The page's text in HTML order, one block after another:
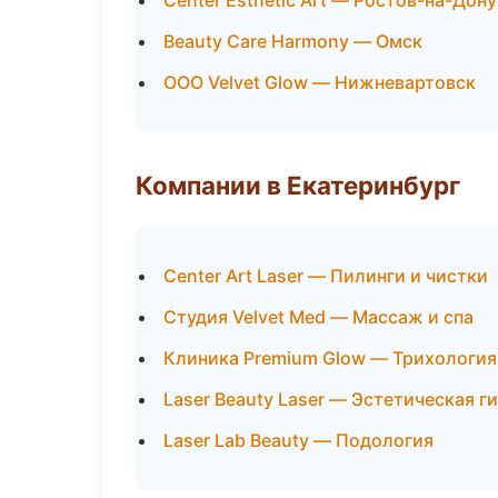
Beauty Care Harmony — Омск
ООО Velvet Glow — Нижневартовск
Компании в Екатеринбург
Center Art Laser — Пилинги и чистки
Студия Velvet Med — Массаж и спа
Клиника Premium Glow — Трихология
Laser Beauty Laser — Эстетическая
Laser Lab Beauty — Подология